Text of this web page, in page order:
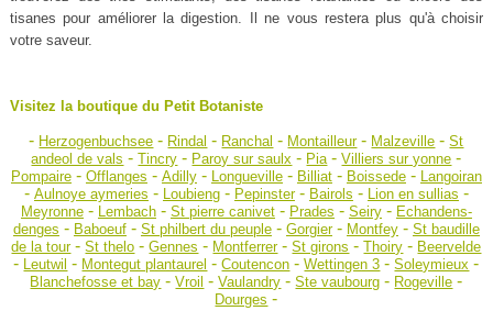
tisanes pour améliorer la digestion. Il ne vous restera plus qu'à choisir
votre saveur.
Visitez la boutique du Petit Botaniste
- Herzogenbuchsee - Rindal - Ranchal - Montailleur- Malzeville -St
andeol de vals -Tincry - Paroy sur saulx - Pia -Villiers sur yonne -
Pompaire- Offlanges - Adilly- Longueville- Billiat- Boissede- Langoiran
- Aulnoye aymeries - Loubieng- Pepinster- Bairols - Lion en sullias -
Meyronne- Lembach- St pierre canivet- Prades - Seiry- Echandens-
denges - Baboeuf- St philbert du peuple- Gorgier- Montfey- St baudille
de la tour-St thelo -Gennes - Montferrer-St girons -Thoiry - Beervelde
- Leutwil - Montegut plantaurel -Coutencon -Wettingen 3 -Soleymieux -
Blanchefosse et bay -Vroil -Vaulandry -Ste vaubourg - Rogeville -
Dourges -